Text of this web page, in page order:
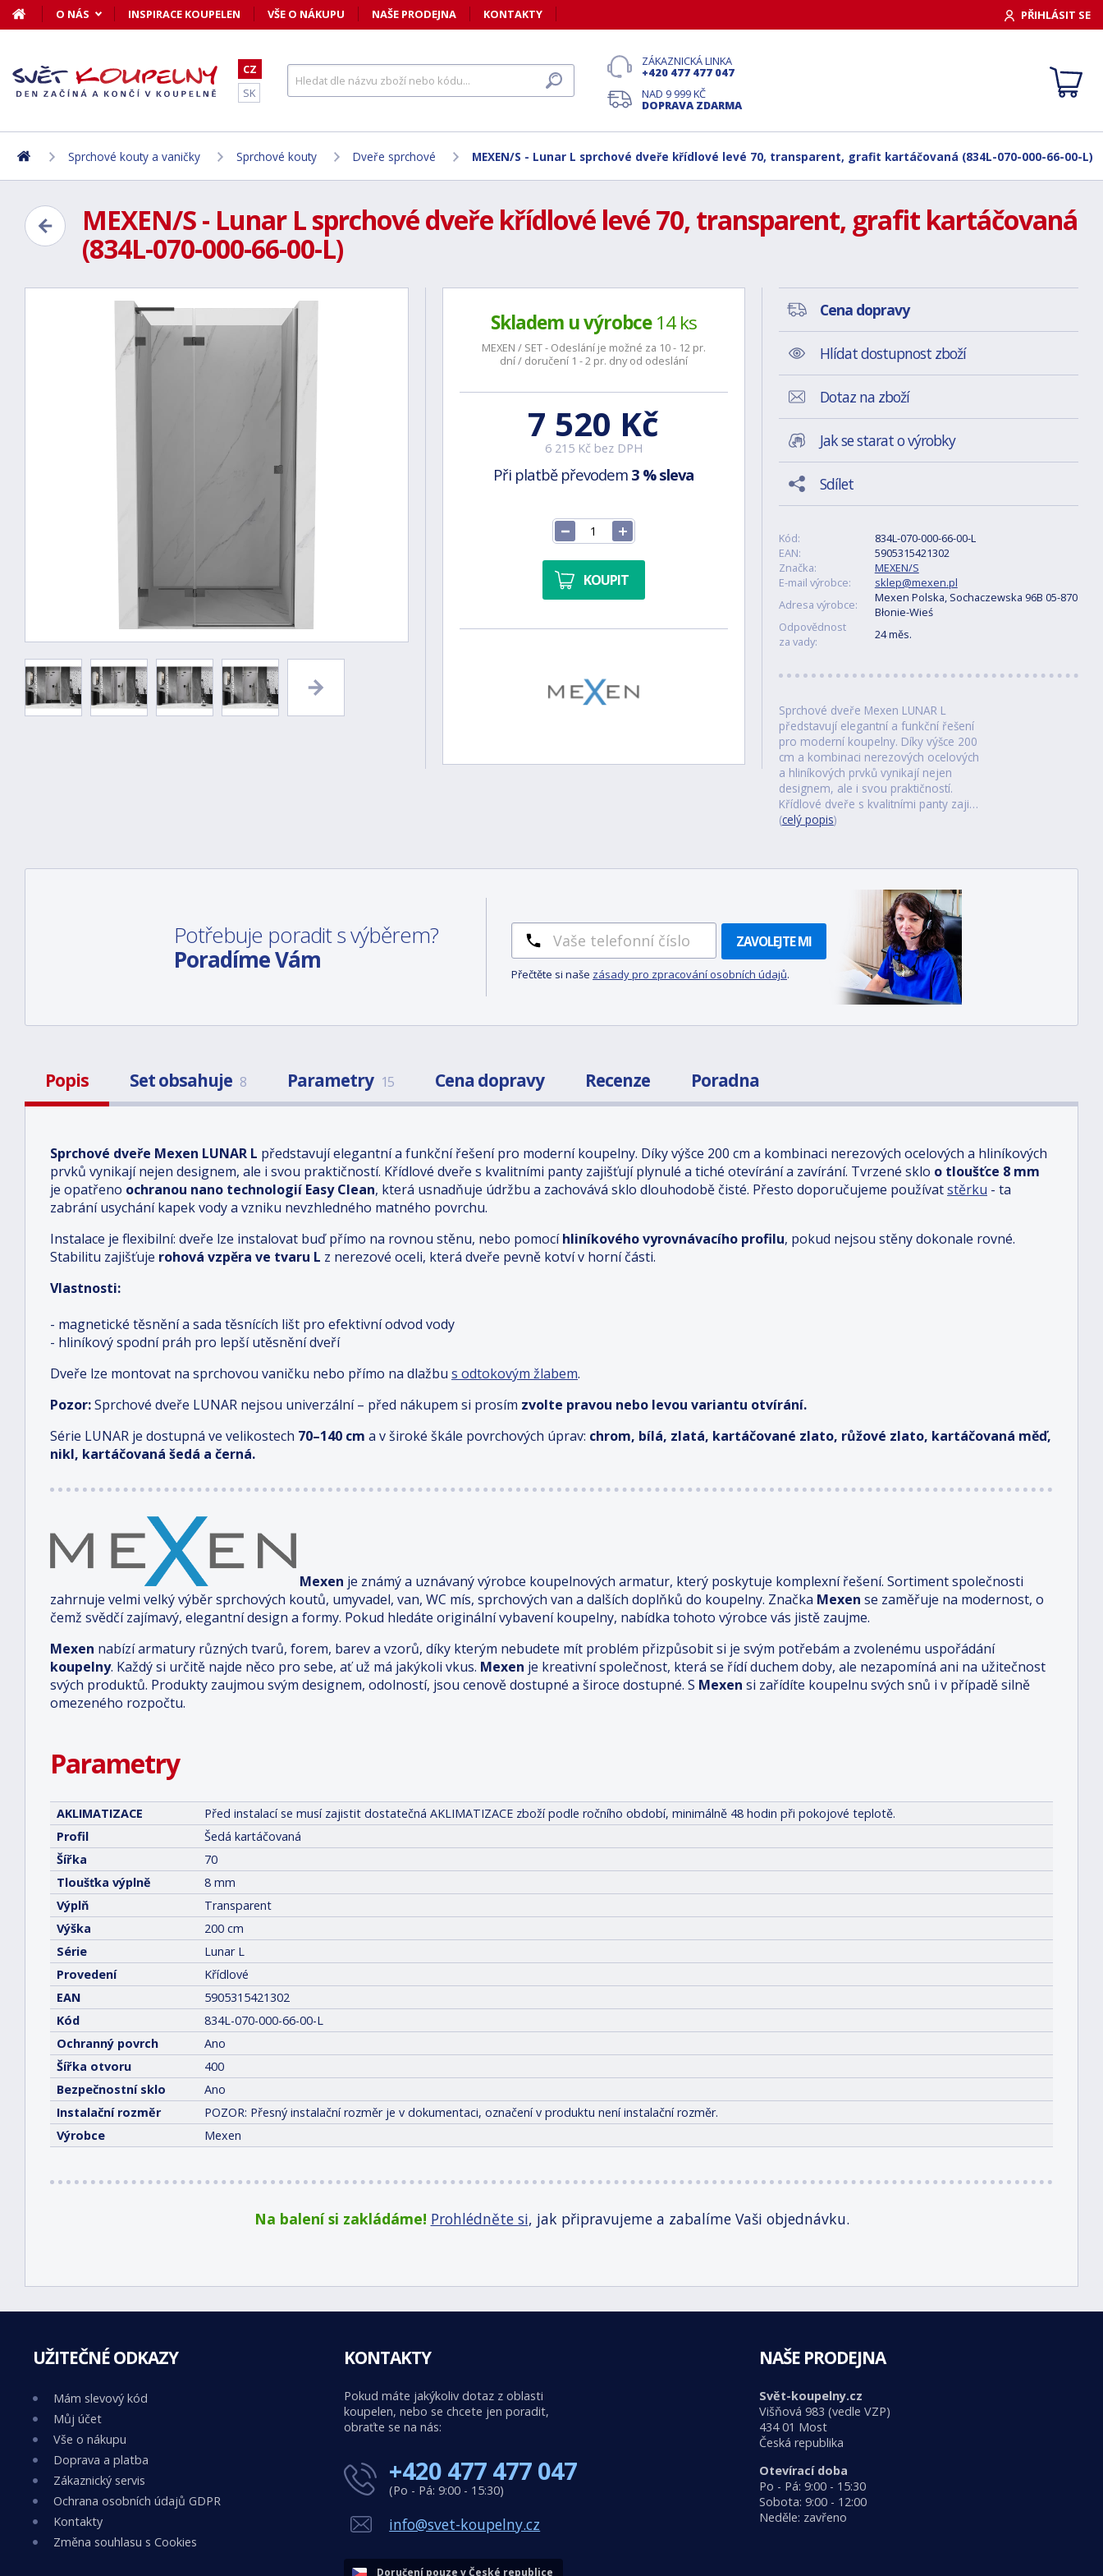
O NÁS INSPIRACE KOUPELEN VŠE O NÁKUPU NAŠE PRODEJNA KONTAKTY PŘIHLÁSIT SE
CZ
SK
ZÁKAZNICKÁ LINKA
+420 477 477 047
NAD 9 999 KČ
DOPRAVA ZDARMA
Sprchové kouty a vaničky Sprchové kouty Dveře sprchové MEXEN/S - Lunar L sprchové dveře křídlové levé 70, transparent, grafit kartáčovaná (834L-070-000-66-00-L)
MEXEN/S - Lunar L sprchové dveře křídlové levé 70, transparent, grafit kartáčovaná
(834L-070-000-66-00-L)
Skladem u výrobce14 ks
MEXEN / SET - Odeslání je možné za 10 - 12 pr.
dní / doručení 1 - 2 pr. dny od odeslání
7 520 Kč
6 215 Kč bez DPH
Při platbě převodem 3 % sleva
KOUPIT
Cena dopravy
Hlídat dostupnost zboží
Dotaz na zboží
Jak se starat o výrobky
Sdílet
Kód:
834L-070-000-66-00-L
EAN:
5905315421302
Značka:
MEXEN/S
E-mail výrobce:
sklep@mexen.pl
Adresa výrobce:
Mexen Polska, Sochaczewska 96B 05-870
Błonie-Wieś
Odpovědnost
za vady:
24 měs.
Sprchové dveře Mexen LUNAR L
představují elegantní a funkční řešení
pro moderní koupelny. Díky výšce 200
cm a kombinaci nerezových ocelových
a hliníkových prvků vynikají nejen
designem, ale i svou praktičností.
Křídlové dveře s kvalitními panty zaji…
(celý popis)
Potřebuje poradit s výběrem?
Poradíme Vám
ZAVOLEJTE MI
Přečtěte si naše zásady pro zpracování osobních údajů.
Popis Set obsahuje 8 Parametry 15 Cena dopravy Recenze Poradna
Sprchové dveře Mexen LUNAR L představují elegantní a funkční řešení pro moderní koupelny. Díky výšce 200 cm a kombinaci nerezových ocelových a hliníkových
prvků vynikají nejen designem, ale i svou praktičností. Křídlové dveře s kvalitními panty zajišťují plynulé a tiché otevírání a zavírání. Tvrzené sklo o tloušťce 8 mm
je opatřeno ochranou nano technologií Easy Clean, která usnadňuje údržbu a zachovává sklo dlouhodobě čisté. Přesto doporučujeme používatstěrku - ta
zabrání usychání kapek vody a vzniku nevzhledného matného povrchu.
Instalace je flexibilní: dveře lze instalovat buď přímo na rovnou stěnu, nebo pomocíhliníkového vyrovnávacího profilu, pokud nejsou stěny dokonale rovné.
Stabilitu zajišťuje rohová vzpěra ve tvaru L z nerezové oceli, která dveře pevně kotví v horní části.
Vlastnosti:
- magnetické těsnění a sada těsnících lišt pro efektivní odvod vody
- hliníkový spodní práh pro lepší utěsnění dveří
Dveře lze montovat na sprchovou vaničku nebo přímo na dlažbu s odtokovým žlabem.
Pozor:Sprchové dveře LUNAR nejsou univerzální – před nákupem si prosím zvolte pravou nebo levou variantu otvírání.
Série LUNAR je dostupná ve velikostech 70–140 cm a v široké škále povrchových úprav: chrom, bílá, zlatá, kartáčované zlato, růžové zlato, kartáčovaná měď,
nikl, kartáčovaná šedá a černá.
Mexen je známý a uznávaný výrobce koupelnových armatur, který poskytuje komplexní řešení. Sortiment společnosti
zahrnuje velmi velký výběr sprchových koutů, umyvadel, van, WC mís, sprchových van a dalších doplňků do koupelny. Značka Mexen se zaměřuje na modernost, o
čemž svědčí zajímavý, elegantní design a formy. Pokud hledáte originální vybavení koupelny, nabídka tohoto výrobce vás jistě zaujme.
Mexen nabízí armatury různých tvarů, forem, barev a vzorů, díky kterým nebudete mít problém přizpůsobit si je svým potřebám a zvolenému uspořádání
koupelny. Každý si určitě najde něco pro sebe, ať už má jakýkoli vkus. Mexen je kreativní společnost, která se řídí duchem doby, ale nezapomíná ani na užitečnost
svých produktů. Produkty zaujmou svým designem, odolností, jsou cenově dostupné a široce dostupné. S Mexen si zařídíte koupelnu svých snů i v případě silně
omezeného rozpočtu.
Parametry
AKLIMATIZACE
Před instalací se musí zajistit dostatečná AKLIMATIZACE zboží podle ročního období, minimálně 48 hodin při pokojové teplotě.
Profil
Šedá kartáčovaná
Šířka
70
Tloušťka výplně
8 mm
Výplň
Transparent
Výška
200 cm
Série
Lunar L
Provedení
Křídlové
EAN
5905315421302
Kód
834L-070-000-66-00-L
Ochranný povrch
Ano
Šířka otvoru
400
Bezpečnostní sklo
Ano
Instalační rozměr
POZOR: Přesný instalační rozměr je v dokumentaci, označení v produktu není instalační rozměr.
Výrobce
Mexen
Na balení si zakládáme! Prohlédněte si, jak připravujeme a zabalíme Vaši objednávku.
UŽITEČNÉ ODKAZY
Mám slevový kód
Můj účet
Vše o nákupu
Doprava a platba
Zákaznický servis
Ochrana osobních údajů GDPR
Kontakty
Změna souhlasu s Cookies
KONTAKTY
Pokud máte jakýkoliv dotaz z oblasti
koupelen, nebo se chcete jen poradit,
obraťte se na nás:
+420 477 477 047
(Po - Pá: 9:00 - 15:30)
info@svet-koupelny.cz
Doručení pouze v České republice
NAŠE PRODEJNA
Svět-koupelny.cz
Višňová 983 (vedle VZP)
434 01 Most
Česká republika
Otevírací doba
Po - Pá: 9:00 - 15:30
Sobota: 9:00 - 12:00
Neděle: zavřeno